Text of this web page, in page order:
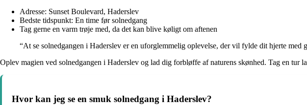
Adresse: Sunset Boulevard, Haderslev
Bedste tidspunkt: En time før solnedgang
Tag gerne en varm trøje med, da det kan blive køligt om aftenen
“At se solnedgangen i Haderslev er en uforglemmelig oplevelse, der vil fylde dit hjerte med
Oplev magien ved solnedgangen i Haderslev og lad dig forbløffe af naturens skønhed. Tag en tur
Hvor kan jeg se en smuk solnedgang i Haderslev?